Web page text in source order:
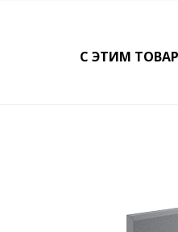
С ЭТИМ